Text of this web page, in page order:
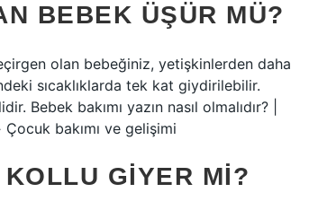
BEBEK ÜŞÜR MÜ?
olan bebeğiniz, yetişkinlerden daha
sıcaklıklarda tek kat giydirilebilir.
bakımı yazın nasıl olmalıdır? |
bakımı ve gelişimi
GIYER MI?